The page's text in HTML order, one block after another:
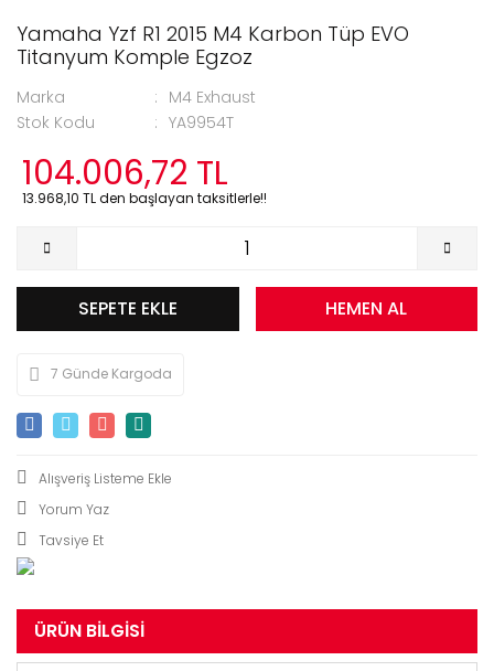
Yamaha Yzf R1 2015 M4 Karbon Tüp EVO
Titanyum Komple Egzoz
Marka
M4 Exhaust
Stok Kodu
YA9954T
104.006,72 TL
13.968,10 TL den başlayan taksitlerle!!
SEPETE EKLE HEMEN AL
7 Günde Kargoda
Yorum Yaz
Tavsiye Et
ÜRÜN BILGISI